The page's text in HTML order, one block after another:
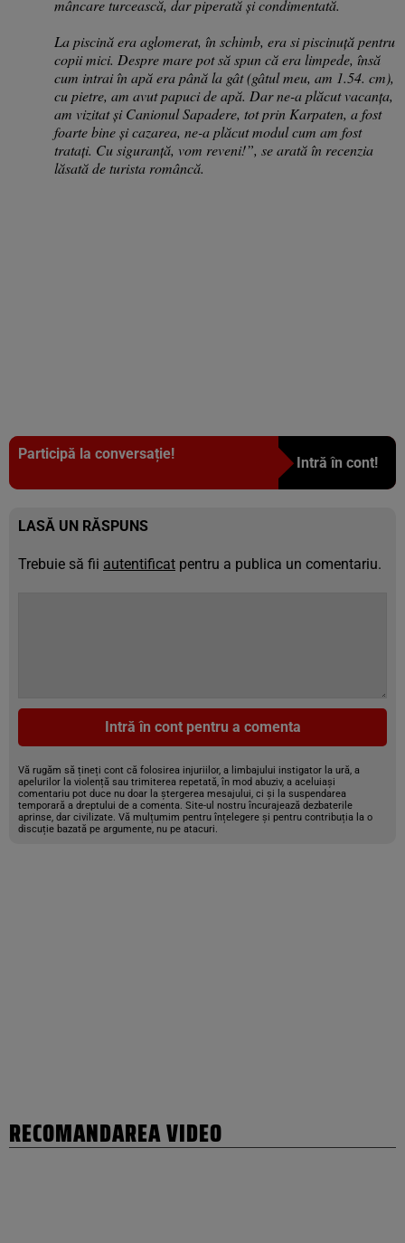
mâncare turcească, dar piperată și condimentată.
La piscină era aglomerat, în schimb, era si piscinuță pentru
copii mici. Despre mare pot să spun că era limpede, însă
cum intrai în apă era până la gât (gâtul meu, am 1.54. cm),
cu pietre, am avut papuci de apă. Dar ne-a plăcut vacanța,
am vizitat și Canionul Sapadere, tot prin Karpaten, a fost
foarte bine și cazarea, ne-a plăcut modul cum am fost
tratați. Cu siguranță, vom reveni!”, se arată în recenzia
lăsată de turista româncă.
Participă la conversație!
Intră în cont!
LASĂ UN RĂSPUNS
Trebuie să fii autentificat pentru a publica un comentariu.
Intră în cont pentru a comenta
Vă rugăm să țineți cont că folosirea injuriilor, a limbajului instigator la ură, a
apelurilor la violență sau trimiterea repetată, în mod abuziv, a aceluiași
comentariu pot duce nu doar la ștergerea mesajului, ci și la suspendarea
temporară a dreptului de a comenta. Site-ul nostru încurajează dezbaterile
aprinse, dar civilizate. Vă mulțumim pentru înțelegere și pentru contribuția la o
discuție bazată pe argumente, nu pe atacuri.
RECOMANDAREA VIDEO